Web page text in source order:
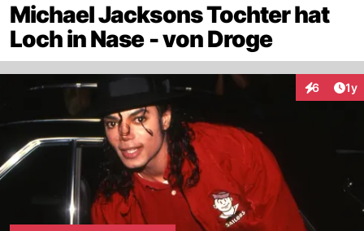
Michael Jacksons Tochter hat
Loch in Nase - von Droge
6 1y